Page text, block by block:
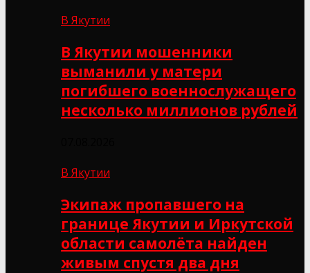
В Якутии
В Якутии мошенники
выманили у матери
погибшего военнослужащего
несколько миллионов рублей
В Якутии
Экипаж пропавшего на
границе Якутии и Иркутской
области самолёта найден
живым спустя два дня